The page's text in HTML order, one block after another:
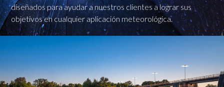
diseñados para ayudar a nuestros clientes a lograr sus
objetivos en cualquier aplicación meteorológica.